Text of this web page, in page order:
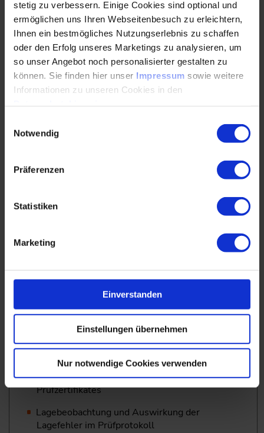
stetig zu verbessern. Einige Cookies sind optional und
ermöglichen uns Ihren Webseitenbesuch zu erleichtern,
Ihnen ein bestmögliches Nutzungserlebnis zu schaffen
oder den Erfolg unseres Marketings zu analysieren, um
so unser Angebot noch personalisierter gestalten zu
können. Sie finden hier unser Impressum sowie weitere
Informationen zu unseren Cookies in den
Notwendig
Präferenzen
Statistiken
Marketing
Einverstanden
Einstellungen übernehmen
Nur notwendige Cookies verwenden
Programm des Spezialtages am 14. Oktober
2024:
Beschreibung der Geometrie von zylindrischen
Zahnrädern mit Evolventenflanken
Grundangaben einer Verzahnung
Grundkreisdurchmesser
Fußnutzkreisdurchmesser
Bogenlänge
Evolventenflanken
Messmethoden um die Größe der Verzahnung
bestimmen zu können
Funktionsprüfung mit Einflanken- oder
Zweiflankenwälzprüfung
Lesen eines von einer
Verzahnungsmessmaschine erstellten
Prüfzertifikates
Lagebeobachtung und Auswirkung der
Lagefehler im Prüfprotokoll